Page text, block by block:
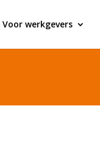
Voor werkgevers